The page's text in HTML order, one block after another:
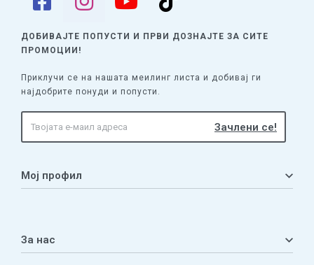
ДОБИВАЈТЕ ПОПУСТИ И ПРВИ ДОЗНАЈТЕ ЗА СИТЕ
ПРОМОЦИИ!
Приклучи се на нашата меилинг листа и добивај ги
најдобрите понуди и попусти.
Мој профил
Листа на желби
За нас